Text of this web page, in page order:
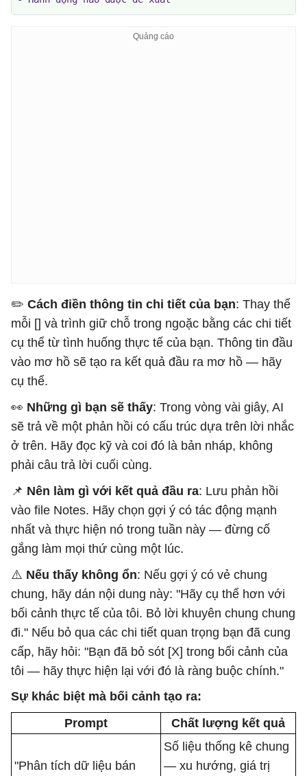
✏️ ​​ Cách điền thông tin chi tiết của bạn: Thay thế
mỗi [] và trình giữ chỗ trong ngoặc bằng các chi tiết
cụ thể từ tình huống thực tế của bạn. Thông tin đầu
vào mơ hồ sẽ tạo ra kết quả đầu ra mơ hồ — hãy
cụ thể.
👀 Những gì bạn sẽ thấy: Trong vòng vài giây, AI
sẽ trả về một phản hồi có cấu trúc dựa trên lời nhắc
ở trên. Hãy đọc kỹ và coi đó là bản nháp, không
phải câu trả lời cuối cùng.
📌 Nên làm gì với kết quả đầu ra: Lưu phản hồi
vào file Notes. Hãy chọn gợi ý có tác động mạnh
nhất và thực hiện nó trong tuần này — đừng cố
gắng làm mọi thứ cùng một lúc.
⚠️ Nếu thấy không ổn: Nếu gợi ý có vẻ chung
chung, hãy dán nội dung này: "Hãy cụ thể hơn với
bối cảnh thực tế của tôi. Bỏ lời khuyên chung chung
đi." Nếu bỏ qua các chi tiết quan trọng bạn đã cung
cấp, hãy hỏi: "Bạn đã bỏ sót [X] trong bối cảnh của
tôi — hãy thực hiện lại với đó là ràng buộc chính."
Sự khác biệt mà bối cảnh tạo ra:
Prompt
Chất lượng kết quả
"Phân tích dữ liệu bán
Số liệu thống kê chung
— xu hướng, giá trị